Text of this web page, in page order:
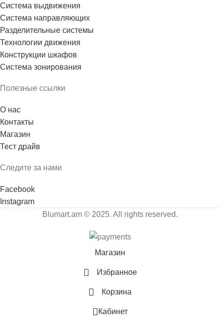
Система выдвижения
Система направляющих
Разделительные системы
Технологии движения
Конструкции шкафов
Система зонирования
Полезные ссылки
О нас
Контакты
Магазин
Тест драйв
Следите за нами
Facebook
Instagram
Blumart.am © 2025. All rights reserved.
Магазин
Избранное
Корзина
Кабинет